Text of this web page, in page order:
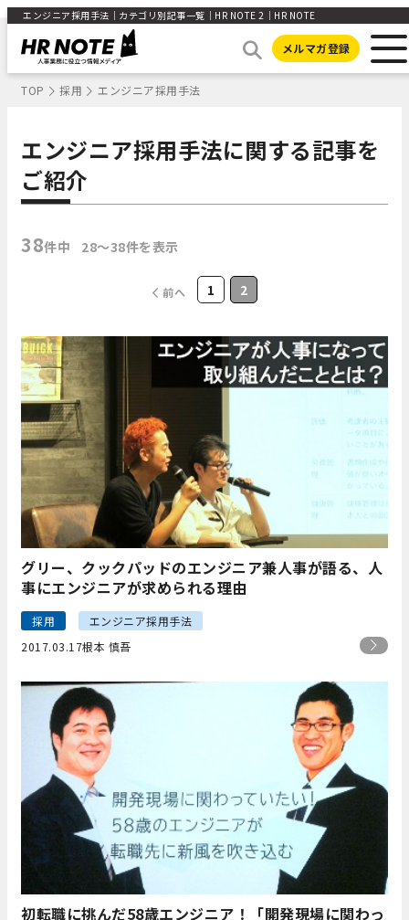
エンジニア採用手法｜カテゴリ別記事一覧｜HR NOTE 2｜HR NOTE
メルマガ登録
TOP 採用 エンジニア採用手法
エンジニア採用手法に関する記事を
ご紹介
38件中 28〜38件を表示
前へ 1 2
グリー、クックパッドのエンジニア兼人事が語る、人
事にエンジニアが求められる理由
採用
エンジニア採用手法
2017.03.17根本 慎吾
初転職に挑んだ58歳エンジニア！「開発現場に関わっ